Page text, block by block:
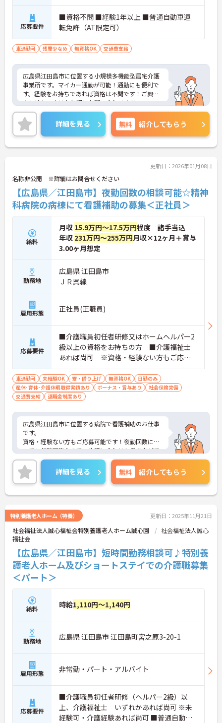
応募要件
■資格不問 ■経験1年以上 ■普通自動車運
転免許（AT限定可）
車通勤可 残業少なめ 無資格OK 交通費支給
広島県江田島市に位置する小規模多機能型居宅介護
事業所です。マイカー通勤が可能！通勤にも便利で
す。経験をお持ちであれば資格は不問です！ご興味
をお持ちの方はお気軽にお問い合わせください。
詳細を見る 無料 紹介してもらう
更新日：2026年01月08日
名称非公開 ※詳細はお問合せください
【広島県／江田島市】夜勤回数の相談可能☆精神
科病院の病棟にて看護補助の募集＜正社員＞
給料
月収 15.9万円～17.5万円程度 諸手当込
年収 231万円～255万円月収×12ヶ月＋賞与
3.00ヶ月想定
勤務地
広島県 江田島市
ＪＲ呉線
雇用形態 正社員(正職員)
応募要件
■介護職員初任者研修又はホームヘルパー2
級以上の資格をお持ちの方 ■介護福祉士
あれば尚可 ※資格・経験ない方もご応募
可能です！ ■普通自動車運転免許あれば
尚可
車通勤可 未経験OK 寮・借り上げ 無資格OK
日勤のみ
産休･育休･介護休暇取得実績あり
ボーナス・賞与あり
社会保険完備
交通費支給
退職金制度あり
広島県江田島市に位置する病院で看護補助のお仕事
です。
資格・経験ない方もご応募可能です！夜勤回数につ
いても相談可能なので、生活に合わせた働き方がで
きます。
ご興味のある方には、面接対策ポイントなど、さら
に詳細をお話しいたしますので、お気軽にご相談く
ださい。
詳細を見る 無料 紹介してもらう
特別養護老人ホーム（特養） 更新日：2025年11月21日
社会福祉法人誠心福祉会特別養護老人ホーム誠心園
社会福祉法人誠心
福祉会
【広島県／江田島市】短時間勤務相談可♪特別養
護老人ホーム及びショートステイでの介護職募集
＜パート＞
給料 時給1,110円～1,140円
勤務地 広島県 江田島市 江田島町宮之原3-20-1
雇用形態 非常勤・パート・アルバイト
応募要件
■介護職員初任者研修（ヘルパー2級）以
上、介護福祉士 いずれかあれば尚可 ※未
経験可・介護経験あれば尚可 ■普通自動車